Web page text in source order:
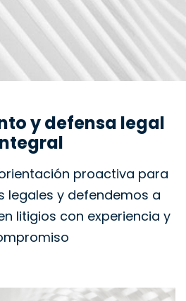
y defensa legal
proactiva para
legales y defendemos a
litigios con experiencia y